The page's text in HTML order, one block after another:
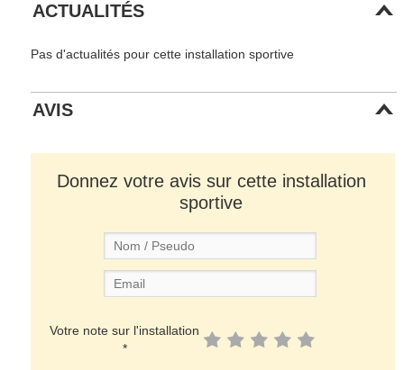
ACTUALITÉS
Pas d'actualités pour cette installation sportive
AVIS
Donnez votre avis sur cette installation
sportive
Votre note sur l'installation
*